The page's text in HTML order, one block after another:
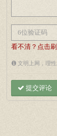
看不清？点击
文明上网，理性
提交评论